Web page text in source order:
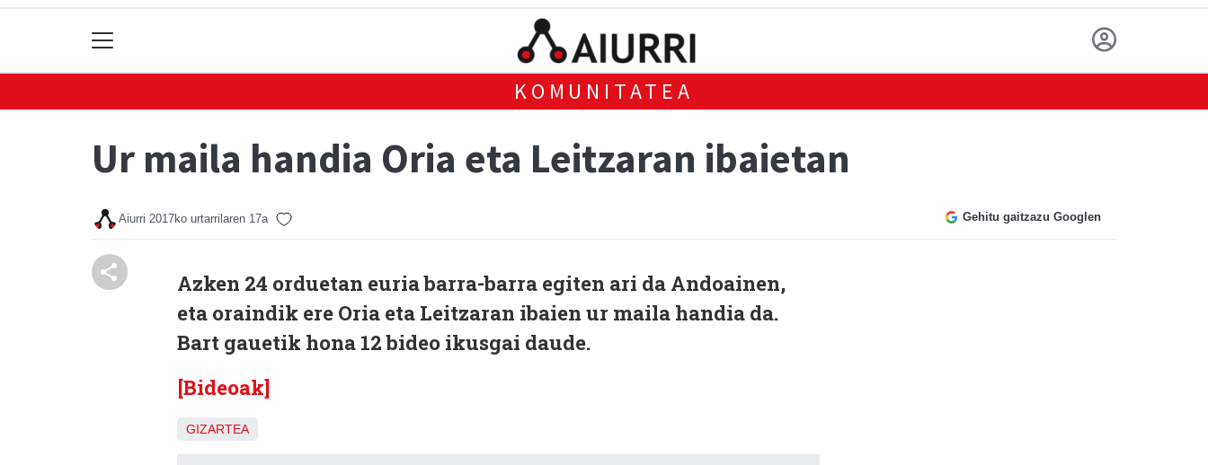
KOMUNITATEA
Ur maila handia Oria eta Leitzaran ibaietan
Aiurri 2017ko urtarrilaren 17a Gehitu gaitzazu Googlen
Azken 24 orduetan euria barra-barra egiten ari da Andoainen,
eta oraindik ere Oria eta Leitzaran ibaien ur maila handia da.
Bart gauetik hona 12 bideo ikusgai daude.
[Bideoak]
GIZARTEA